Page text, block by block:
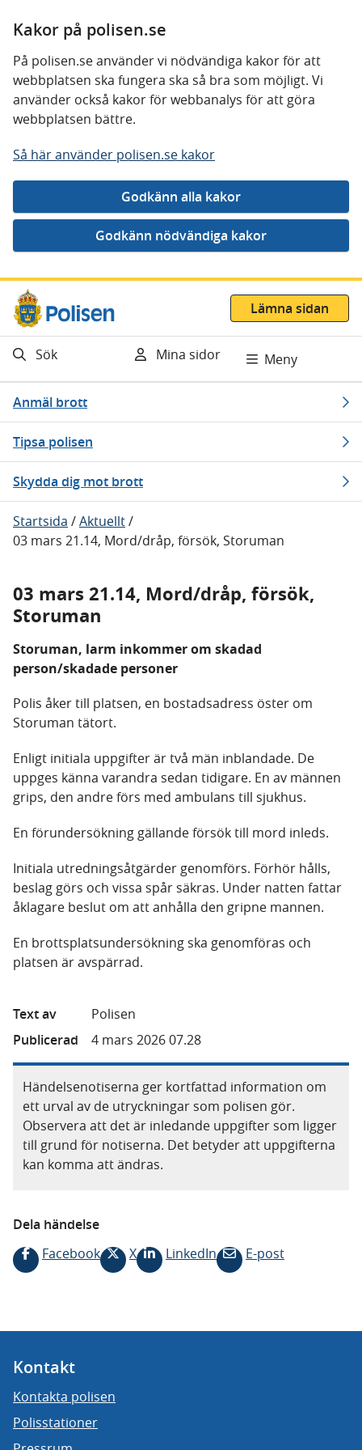
Kakor på polisen.se
På polisen.se använder vi nödvändiga kakor för att
webbplatsen ska fungera ska så bra som möjligt. Vi
använder också kakor för webbanalys för att göra
webbplatsen bättre.
Så här använder polisen.se kakor
Gå direkt till innehåll
Lämna sidan
Sök Mina sidor Meny
Anmäl brott
Tipsa polisen
Skydda dig mot brott
Startsida /Aktuellt/
03 mars 21.14, Mord/dråp, försök, Storuman
03 mars 21.14, Mord/dråp, försök,
Storuman
Storuman, larm inkommer om skadad
person/skadade personer
Polis åker till platsen, en bostadsadress öster om
Storuman tätort.
Enligt initiala uppgifter är två män inblandade. De
uppges känna varandra sedan tidigare. En av männen
grips, den andre förs med ambulans till sjukhus.
En förundersökning gällande försök till mord inleds.
Initiala utredningsåtgärder genomförs. Förhör hålls,
beslag görs och vissa spår säkras. Under natten fattar
åklagare beslut om att anhålla den gripne mannen.
En brottsplatsundersökning ska genomföras och
platsen är avspärrad.
Text av
Polisen
Publicerad
4 mars 2026 07.28
Händelsenotiserna ger kortfattad information om
ett urval av de utryckningar som polisen gör.
Observera att det är inledande uppgifter som ligger
till grund för notiserna. Det betyder att uppgifterna
kan komma att ändras.
Dela händelse
Facebook
X LinkedIn E-post
Kontakt
Kontakta polisen
Polisstationer